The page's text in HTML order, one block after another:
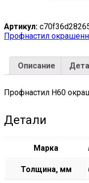
quantity
Артикул:
Профнастил
Описание
Профнастил Н60
Детали
Марка
Толщина, мм